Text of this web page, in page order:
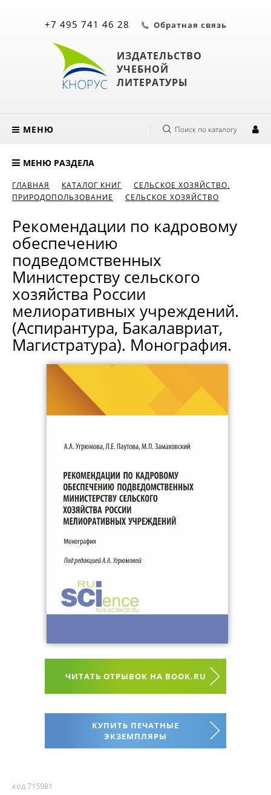
ИЗДАТЕЛЬСТВО
УЧЕБНОЙ
ЛИТЕРАТУРЫ
+7 495 741 46 28 Обратная связь
МЕНЮ Поиск по каталогу
МЕНЮ РАЗДЕЛА
ГЛАВНАЯ КАТАЛОГ КНИГ
СЕЛЬСКОЕ ХОЗЯЙСТВО.
ПРИРОДОПОЛЬЗОВАНИЕ
СЕЛЬСКОЕ ХОЗЯЙСТВО
Рекомендации по кадровому
обеспечению
подведомственных
Министерству сельского
хозяйства России
мелиоративных учреждений.
(Аспирантура, Бакалавриат,
Магистратура). Монография.
ЧИТАТЬ ОТРЫВОК НА BOOK.RU
КУПИТЬ ПЕЧАТНЫЕ
ЭКЗЕМПЛЯРЫ
код 715981